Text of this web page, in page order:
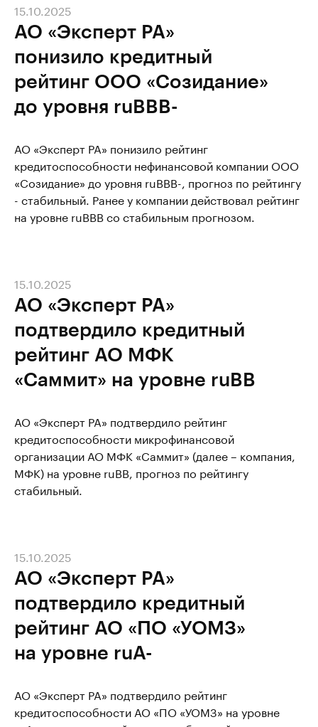
АО «Эксперт РА»
понизило кредитный
рейтинг ООО «Созидание»
до уровня ruBBB-
15.10.2025
АО «Эксперт РА» понизило рейтинг
кредитоспособности нефинансовой компании ООО
«Созидание» до уровня ruBBB-, прогноз по рейтингу
- стабильный. Ранее у компании действовал рейтинг
на уровне ruBBB со стабильным прогнозом.
АО «Эксперт РА»
подтвердило кредитный
рейтинг АО МФК
«Саммит» на уровне ruBB
15.10.2025
АО «Эксперт РА» подтвердило рейтинг
кредитоспособности микрофинансовой
организации АО МФК «Саммит» (далее – компания,
МФК) на уровне ruBB, прогноз по рейтингу
стабильный.
АО «Эксперт РА»
подтвердило кредитный
рейтинг АО «ПО «УОМЗ»
на уровне ruА-
15.10.2025
АО «Эксперт РА» подтвердило рейтинг
кредитоспособности АО «ПО «УОМЗ» на уровне